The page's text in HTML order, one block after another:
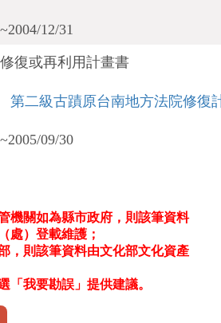
~2004/12/31
修復或再利用計畫書
第二級古蹟原台南地方法院修復
~2005/09/30
機關如為縣市政府，則該筆資料
處）登載維護；
，則該筆資料由文化部文化資產
「我要勘誤」提供建議。